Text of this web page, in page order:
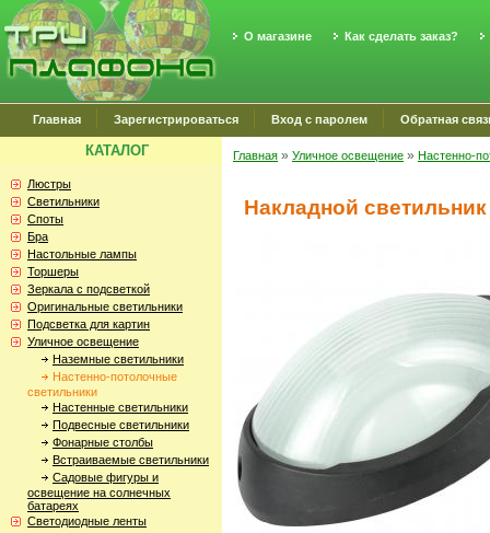
О магазине Как сделать заказ?
Главная Зарегистрироваться Вход с паролем Обратная
КАТАЛОГ
Люстры
Светильники
Споты
Бра
Настольные лампы
Торшеры
Зеркала с подсветкой
Оригинальные светильники
Подсветка для картин
Уличное освещение
Наземные светильники
Настенно-потолочные
светильники
Настенные светильники
Подвесные светильники
Фонарные столбы
Встраиваемые светильники
Садовые фигуры и
освещение на солнечных
батареях
Светодиодные ленты
Главная » Уличное освещение » Настенно-
Накладной